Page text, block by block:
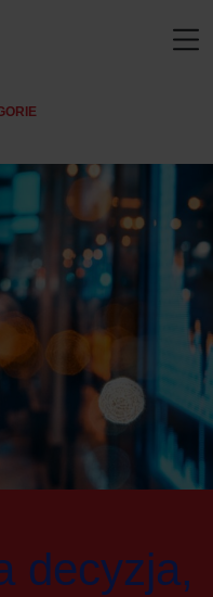
Bez kategorii
decyzja,